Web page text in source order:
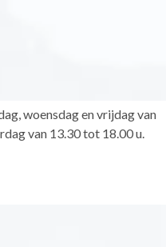
woensdag en vrijdag van
van 13.30 tot 18.00 u.